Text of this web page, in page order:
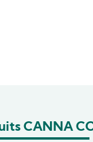
CANNA